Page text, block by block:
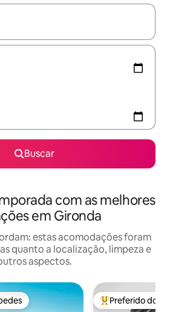
estiverem disponíveis, explore-os
Buscar
com as melhores
em Gironda
estas acomodações foram
quanto a localização, limpeza e
aspectos.
dos hóspedes Entre os
Preferido dos